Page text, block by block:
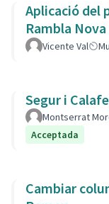
Aplicació del
Rambla
Vicente Val
Segur i
Montserrat
Acceptada
Cambiar